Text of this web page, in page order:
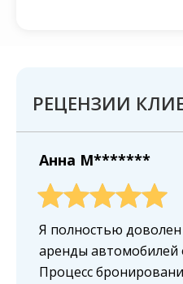
РЕЦЕНЗИИ
Анна M*******
Я полностью
аренды автомобилей
Процесс